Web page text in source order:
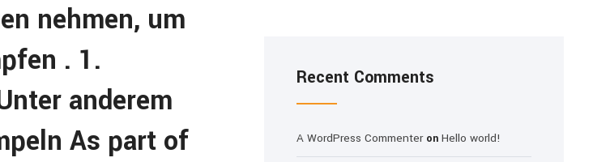
nehmen, um
. 1.
anderem
As part of
Recent Comments
A WordPress Commenteron Hello world!